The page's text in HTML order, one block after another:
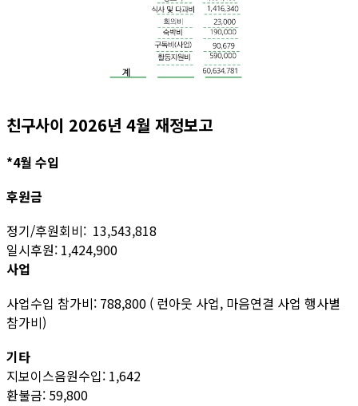
친구사이 2026년 4월 재정보고
*4월 수입
후원금
정기/후원회비: 13,543,818
일시후원: 1,424,900
사업
사업수입 참가비: 788,800 ( 런아웃 사업, 마음연결 사업 행사별
참가비)
기타
지보이스음원수입: 1,642
환불금: 59,800